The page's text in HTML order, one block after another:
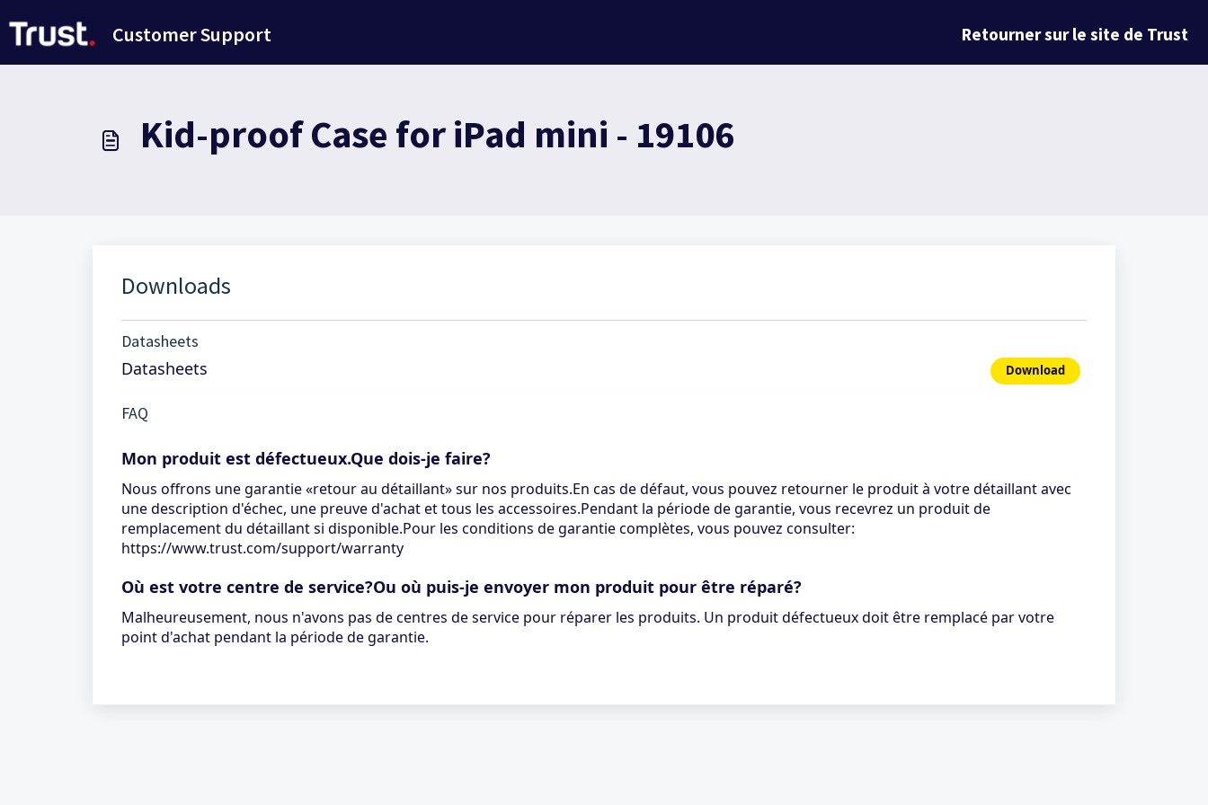
Customer Support Retourner sur le site de Trust
Kid-proof Case for iPad mini - 19106
Downloads
Datasheets
Datasheets Download
FAQ
Mon produit est défectueux.Que dois-je faire?
Nous offrons une garantie «retour au détaillant» sur nos produits.En cas de défaut, vous pouvez retourner le produit à votre détaillant avec
une description d'échec, une preuve d'achat et tous les accessoires.Pendant la période de garantie, vous recevrez un produit de
remplacement du détaillant si disponible.Pour les conditions de garantie complètes, vous pouvez consulter:
https://www.trust.com/support/warranty
Où est votre centre de service?Ou où puis-je envoyer mon produit pour être réparé?
Malheureusement, nous n'avons pas de centres de service pour réparer les produits. Un produit défectueux doit être remplacé par votre
point d'achat pendant la période de garantie.